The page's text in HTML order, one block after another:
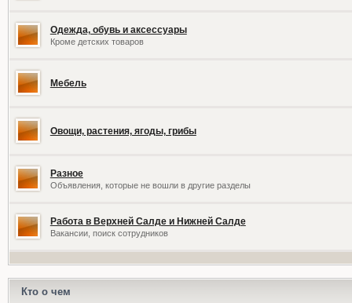
Одежда, обувь и аксессуары
Кроме детских товаров
Мебель
Овощи, растения, ягоды, грибы
Разное
Объявления, которые не вошли в другие разделы
Работа в Верхней Салде и Нижней Салде
Вакансии, поиск сотрудников
Кто о чем